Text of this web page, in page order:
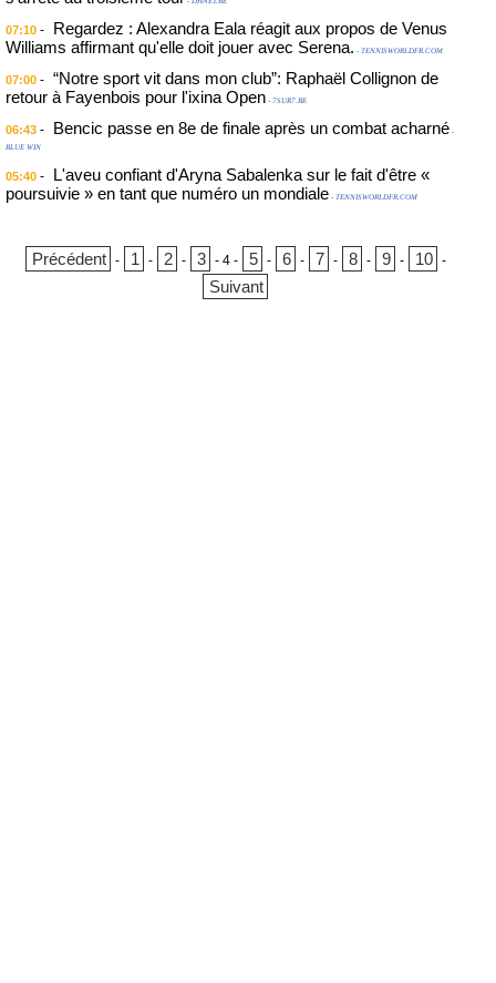
07:10 -
Regardez : Alexandra Eala réagit aux propos de Venus
Williams affirmant qu'elle doit jouer avec Serena. - TENNISWORLDFR.COM
07:00 - “Notre sport vit dans mon club”: Raphaël Collignon de
retour à Fayenbois pour l'ixina Open - 7SUR7.BE
06:43 - Bencic passe en 8e de finale après un combat acharné -
BLUE WIN
05:40 -
L'aveu confiant d'Aryna Sabalenka sur le fait d'être «
poursuivie » en tant que numéro un mondiale - TENNISWORLDFR.COM
Précédent - 1 - 2 - 3 -4 - 5 - 6 - 7 - 8 - 9 - 10 -
Suivant